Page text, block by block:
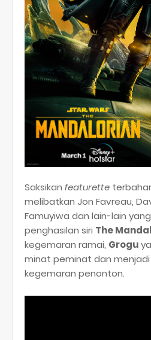
Saksikan featurette
melibatkan Jon Favreau,
Famuyiwa dan lain-lain
penghasilan siri The
kegemaran ramai, Grogu
minat peminat dan
kegemaran penonton.